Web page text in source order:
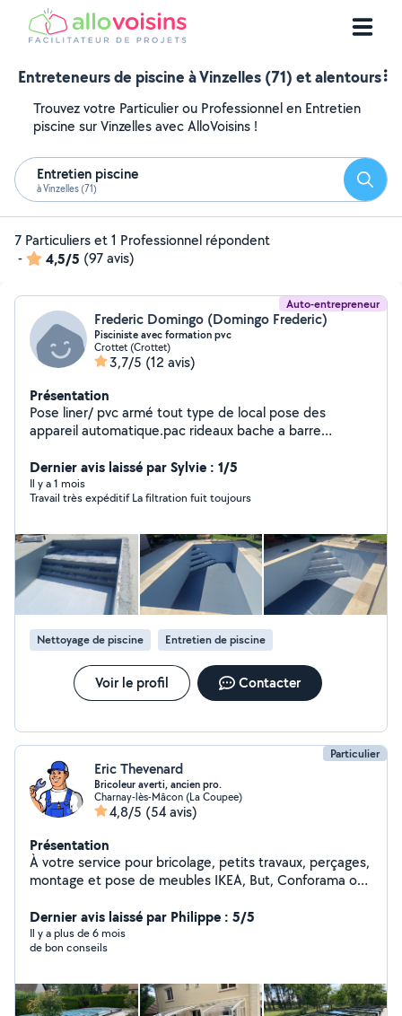
Entreteneurs de piscine à Vinzelles (71) et alentours
Trouvez votre Particulier ou Professionnel en Entretien
piscine sur Vinzelles avec AlloVoisins !
Entretien piscine
à Vinzelles (71)
7 Particuliers et 1 Professionnel répondent
-
4,5/5 (97 avis)
Auto-entrepreneur
Frederic Domingo (Domingo Frederic)
Pisciniste avec formation pvc
Crottet (Crottet)
3,7/5 (12 avis)
Présentation
Pose liner/ pvc armé tout type de local pose des
appareil automatique.pac rideaux bache a barre
Dernier avis laissé par Sylvie : 1/5
Il y a 1 mois
Travail très expéditif La filtration fuit toujours
Nettoyage de piscine Entretien de piscine
Voir le profil Contacter
Particulier
Eric Thevenard
Bricoleur averti, ancien pro.
Charnay-lès-Mâcon (La Coupee)
4,8/5 (54 avis)
Présentation
À votre service pour bricolage, petits travaux, perçages,
montage et pose de meubles IKEA, But, Conforama ou
tringles à rideaux ou autres accessoires. Aides diverses
bricolages ou assistance travaux. Débarras. Jardinage,
entretien mise en service et hivernage piscine. Pose
de beaucoup d'outillages. Dispo sur Saône et Loire et
environs.
Dernier avis laissé par Philippe : 5/5
Il y a plus de 6 mois
de bon conseils